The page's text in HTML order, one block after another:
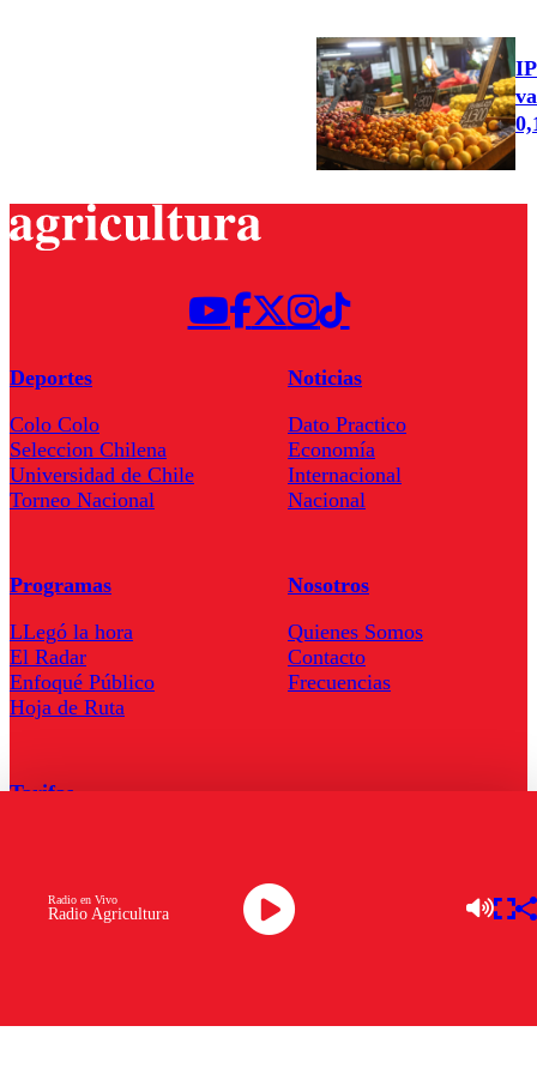
Radio Agricultura
Radio en Vivo
Deportes
Colo Colo
Seleccion Chilena
Universidad de Chile
Torneo Nacional
Noticias
Dato Practico
Economía
Internacional
Nacional
Programas
LLegó la hora
El Radar
Enfoqué Público
Hoja de Ruta
Nosotros
Quienes Somos
Contacto
Frecuencias
Tarifas
Descarga la APP